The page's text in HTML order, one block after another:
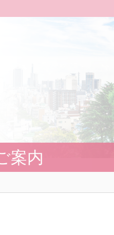
案内